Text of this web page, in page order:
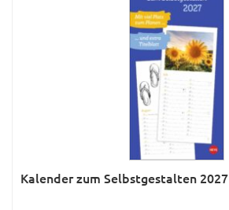
Kalender zum Selbstgestalten 2027